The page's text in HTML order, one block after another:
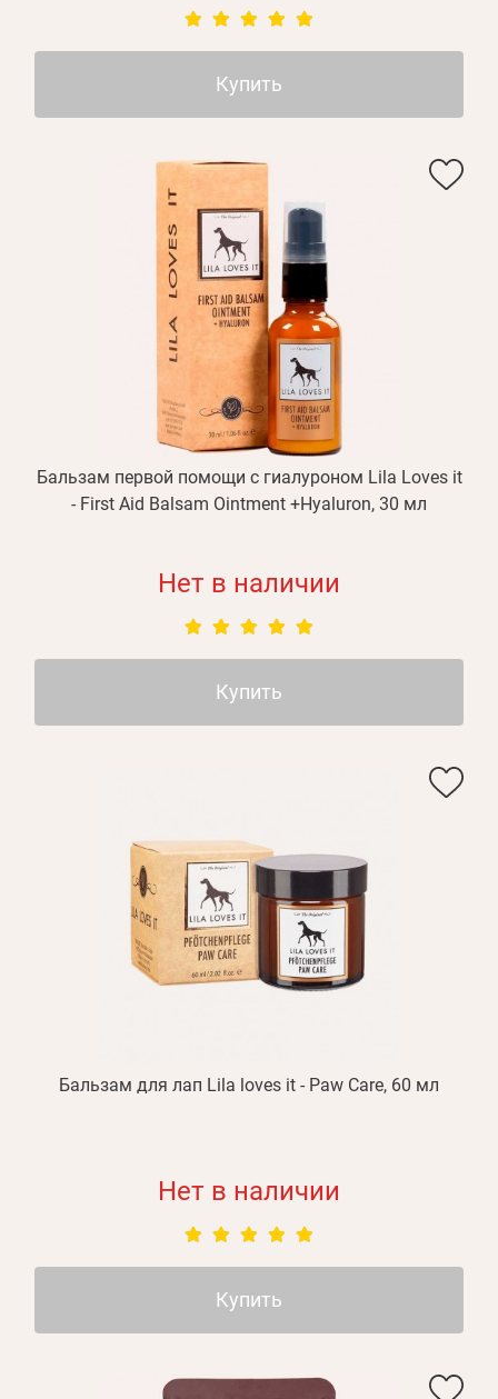
Купить
Бальзам первой помощи с гиалуроном Lila Loves it
- First Aid Balsam Ointment +Hyaluron, 30 мл
Нет в наличии
Купить
Бальзам для лап Lila loves it - Paw Care, 60 мл
Нет в наличии
Купить